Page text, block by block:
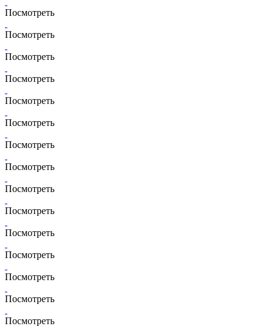
Посмотреть
Посмотреть
Посмотреть
Посмотреть
Посмотреть
Посмотреть
Посмотреть
Посмотреть
Посмотреть
Посмотреть
Посмотреть
Посмотреть
Посмотреть
Посмотреть
Посмотреть